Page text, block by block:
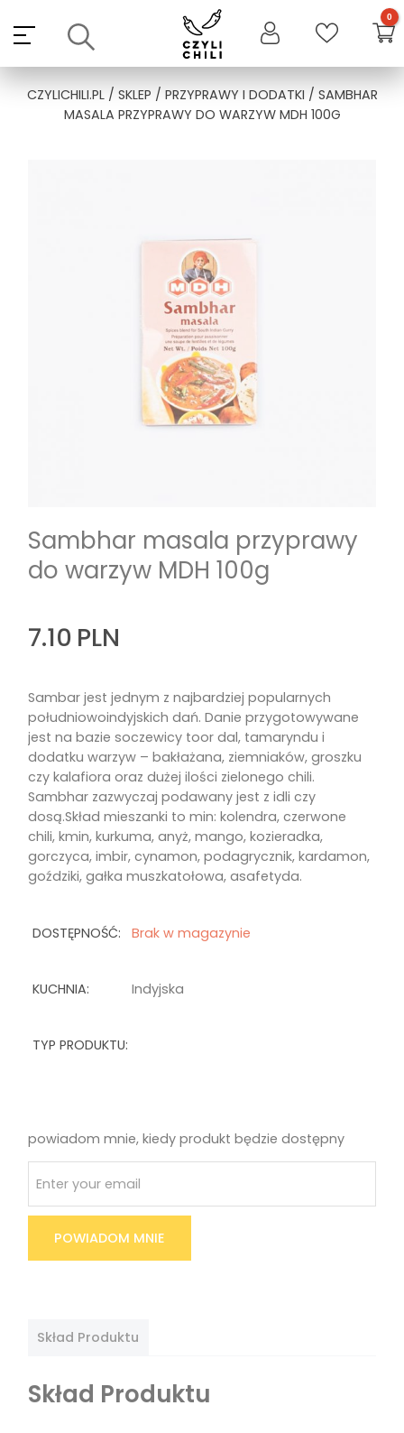
content
CZYLICHILI.PL/ SKLEP / PRZYPRAWY I DODATKI / SAMBHAR
MASALA PRZYPRAWY DO WARZYW MDH 100G
Sambhar masala przyprawy
do warzyw MDH 100g
7.10 PLN
Sambar jest jednym z najbardziej popularnych
południowoindyjskich dań. Danie przygotowywane
jest na bazie soczewicy toor dal, tamaryndu i
dodatku warzyw – bakłażana, ziemniaków, groszku
czy kalafiora oraz dużej ilości zielonego chili.
Sambhar zazwyczaj podawany jest z idli czy
dosą.Skład mieszanki to min: kolendra, czerwone
chili, kmin, kurkuma, anyż, mango, kozieradka,
gorczyca, imbir, cynamon, podagrycznik, kardamon,
goździki, gałka muszkatołowa, asafetyda.
DOSTĘPNOŚĆ: Brak w magazynie
KUCHNIA: Indyjska
TYP PRODUKTU:
powiadom mnie, kiedy produkt będzie dostępny
POWIADOM MNIE
Skład Produktu
Skład Produktu